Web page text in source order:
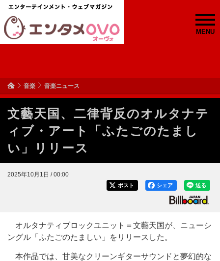
MENU
音楽 音楽ニュース
文藝天国、二律背反のオルタナテ
ィブ・アート「ふたごのたまし
い」リリース
2025年10月1日 / 00:00
送る
シェア
ポスト
オルタナティブロックユニット＝文藝天国が、ニューシ
ングル「ふたごのたましい」をリリースした。
本作品では、甘美なクリーンギターサウンドと夢幻的な